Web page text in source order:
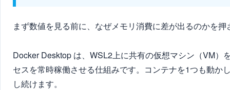
まず数値を見る前に、なぜメモリ消費に差が出るのかを
Docker Desktop は、WSL2上に共有の仮想マシン（VM
セスを常時稼働させる仕組みです。コンテナを1つも動
し続けます。